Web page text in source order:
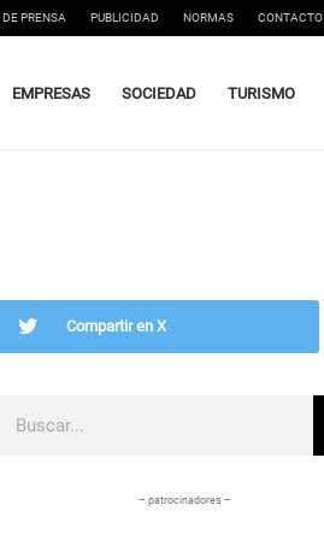
PRENSA PUBLICIDAD NORMAS CONTACTO
EMPRESAS SOCIEDAD TURISMO
Compartir en X
– patrocinadores –